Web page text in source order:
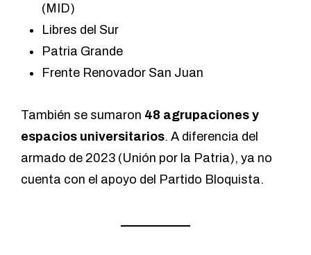
(MID)
Libres del Sur
Patria Grande
Frente Renovador San Juan
También se sumaron 48 agrupaciones y
espacios universitarios. A diferencia del
armado de 2023 (Unión por la Patria), ya no
cuenta con el apoyo del Partido Bloquista.